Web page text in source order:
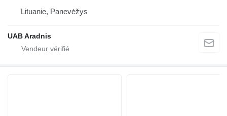
Lituanie, Panevėžys
UAB Aradnis